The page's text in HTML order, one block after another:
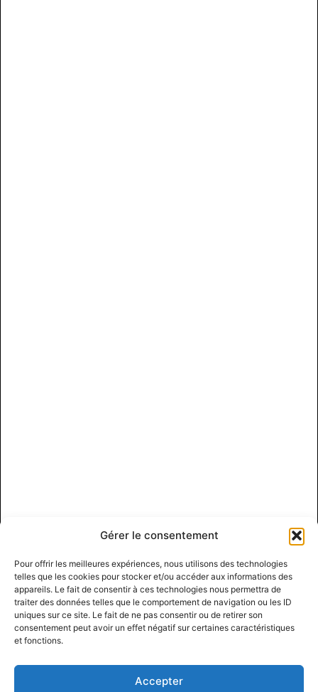
Gérer le consentement
Pour offrir les meilleures expériences, nous utilisons des technologies
telles que les cookies pour stocker et/ou accéder aux informations des
appareils. Le fait de consentir à ces technologies nous permettra de
traiter des données telles que le comportement de navigation ou les ID
uniques sur ce site. Le fait de ne pas consentir ou de retirer son
consentement peut avoir un effet négatif sur certaines caractéristiques
et fonctions.
Accepter